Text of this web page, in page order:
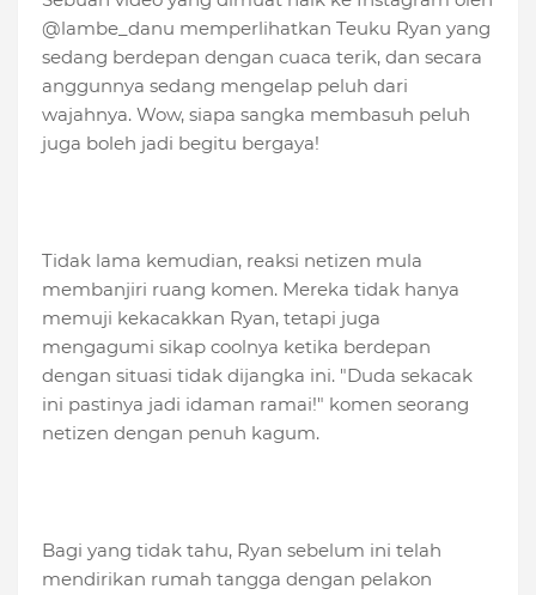
@lambe_danu memperlihatkan Teuku Ryan yang
sedang berdepan dengan cuaca terik, dan secara
anggunnya sedang mengelap peluh dari
wajahnya. Wow, siapa sangka membasuh peluh
juga boleh jadi begitu bergaya!
Tidak lama kemudian, reaksi netizen mula
membanjiri ruang komen. Mereka tidak hanya
memuji kekacakkan Ryan, tetapi juga
mengagumi sikap coolnya ketika berdepan
dengan situasi tidak dijangka ini. "Duda sekacak
ini pastinya jadi idaman ramai!" komen seorang
netizen dengan penuh kagum.
Bagi yang tidak tahu, Ryan sebelum ini telah
mendirikan rumah tangga dengan pelakon